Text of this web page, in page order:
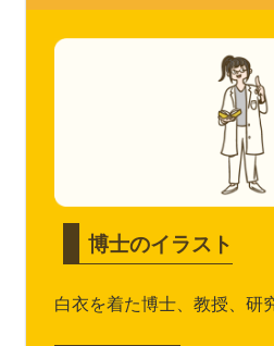
博士のイラスト
白衣を着た博士、教授、研